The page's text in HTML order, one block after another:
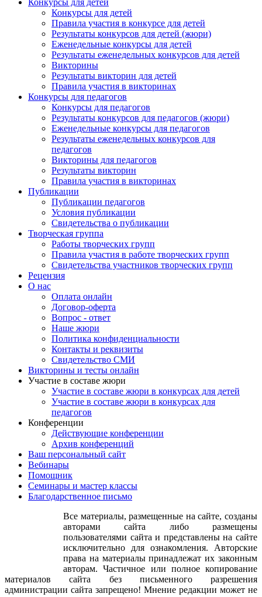
Конкурсы для детей
Конкурсы для детей
Правила участия в конкурсе для детей
Результаты конкурсов для детей (жюри)
Еженедельные конкурсы для детей
Результаты еженедельных конкурсов для детей
Викторины
Результаты викторин для детей
Правила участия в викторинах
Конкурсы для педагогов
Конкурсы для педагогов
Результаты конкурсов для педагогов (жюри)
Еженедельные конкурсы для педагогов
Результаты еженедельных конкурсов для
педагогов
Викторины для педагогов
Результаты викторин
Правила участия в викторинах
Публикации
Публикации педагогов
Условия публикации
Свидетельства о публикации
Творческая группа
Работы творческих групп
Правила участия в работе творческих групп
Свидетельства участников творческих групп
Рецензия
О нас
Оплата онлайн
Договор-оферта
Вопрос - ответ
Наше жюри
Политика конфиденциальности
Контакты и реквизиты
Свидетельство СМИ
Викторины и тесты онлайн
Участие в составе жюри
Участие в составе жюри в конкурсах для детей
Участие в составе жюри в конкурсах для
педагогов
Конференции
Действующие конференции
Архив конференций
Ваш персональный сайт
Вебинары
Помощник
Семинары и мастер классы
Благодарственное письмо
Все материалы, размещенные на сайте, созданы
авторами сайта либо размещены
пользователями сайта и представлены на сайте
исключительно для ознакомления. Авторские
права на материалы принадлежат их законным
авторам. Частичное или полное копирование
материалов сайта без письменного разрешения
администрации сайта запрещено! Мнение редакции может не